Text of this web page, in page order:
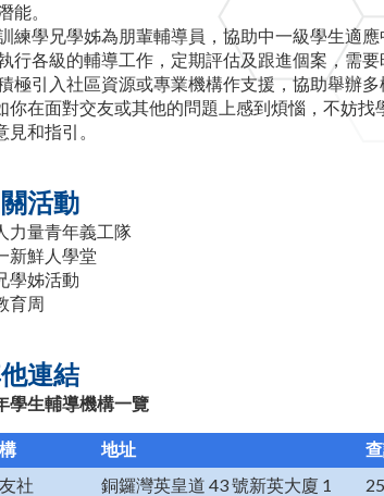
能。
練學兄學姊為朋輩輔導員，協助中一級學生適
行各級的輔導工作，定期評估及跟進個案，需
極引入社區資源或專業機構作支援，協助舉辦
你在面對交友或其他的問題上感到煩惱，不妨
見和指引。
活動
力量青年義工隊
新鮮人學堂
學姊活動
育周
連結
學生輔導機構一覽
地址
社
銅鑼灣英皇道 43 號新英大廈 1